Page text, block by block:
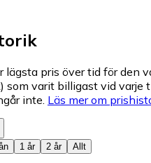
lägsta pris över tid för den
som varit billigast vid varje
inte. Läs mer om
1 år 2 år Allt